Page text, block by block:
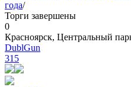
года/
Торги завершены
0
Красноярск, Центральный
DublGun
315